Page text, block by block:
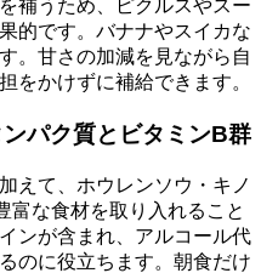
補うため、ピクルスやスー
的です。バナナやスイカな
。甘さの加減を見ながら自
をかけずに補給できます。
パク質とビタミンB群
えて、ホウレンソウ・キノ
富な食材を取り入れること
ンが含まれ、アルコール代
のに役立ちます。朝食だけ